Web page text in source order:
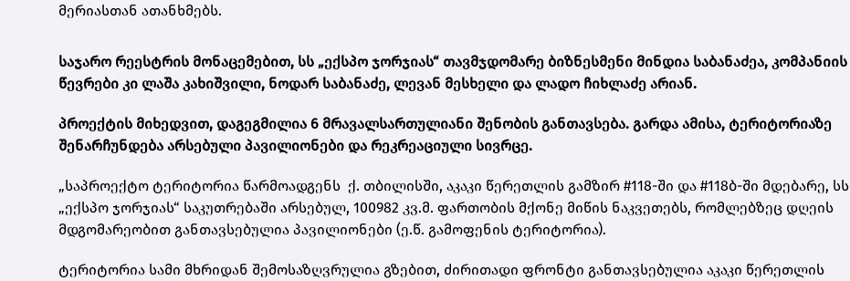
მერიასთან ათანხმებს.
საჯარო რეესტრის მონაცემებით, სს „ექსპო ჯორჯიას“ თავმჯდომარე ბიზნესმენი მინდია საბანაძეა, კომპანიის
წევრები კი ლაშა კახიშვილი, ნოდარ საბანაძე, ლევან მესხელი და ლადო ჩიხლაძე არიან.
პროექტის მიხედვით, დაგეგმილია 6 მრავალსართულიანი შენობის განთავსება. გარდა ამისა, ტერიტორიაზე
შენარჩუნდება არსებული პავილიონები და რეკრეაციული სივრცე.
„საპროექტო ტერიტორია წარმოადგენს ქ. თბილისში, აკაკი წერეთლის გამზირ #118-ში და #118ბ-ში მდებარე, სს
„ექსპო ჯორჯიას“ საკუთრებაში არსებულ, 100982 კვ.მ. ფართობის მქონე მიწის ნაკვეთებს, რომლებზეც დღეის
მდგომარეობით განთავსებულია პავილიონები (ე.წ. გამოფენის ტერიტორია).
ტერიტორია სამი მხრიდან შემოსაზღვრულია გზებით, ძირითადი ფრონტი განთავსებულია აკაკი წერეთლის